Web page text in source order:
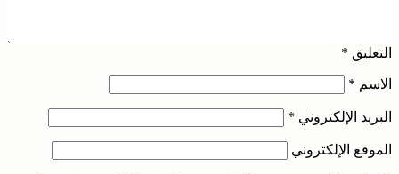
التعليق *
الاسم *
البريد الإلكتروني *
الموقع الإلكتروني